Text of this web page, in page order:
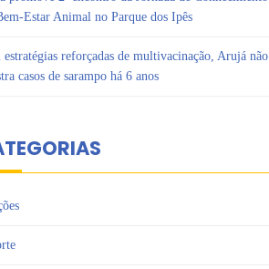
Estar Animal no Parque dos Ipês
estratégias reforçadas de multivacinação, Arujá não
casos de sarampo há 6 anos